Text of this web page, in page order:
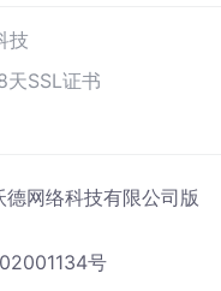
技
天SSL证书
网络科技有限公司版
号